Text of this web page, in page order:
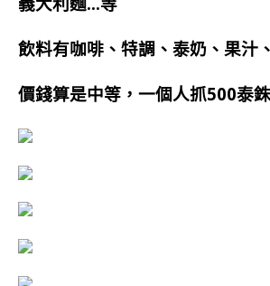
飲料有咖啡、特調、泰奶、果汁
價錢算是中等，一個人抓500泰